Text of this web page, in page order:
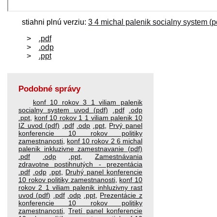
stiahni plnú verziu: 3 4 michal palenik socialny system
.pdf
.odp
.ppt
Podobné správy
konf 10 rokov 3 1 viliam palenik
socialny system uvod (pdf)
.pdf
.odp
.ppt, konf 10 rokov 1 1 viliam palenik 10
IZ uvod (pdf) .pdf .odp .ppt, Prvý panel
konferencie 10 rokov politiky
zamestnanosti, konf 10 rokov 2 6 michal
palenik inkluzivne zamestnavanie (pdf)
.pdf
.odp .ppt, Zamestnávania
zdravotne postihnutých - prezentácia
.pdf .odp .ppt, Druhý panel konferencie
10 rokov politiky zamestnanosti, konf 10
rokov 2 1 viliam palenik inhluzivny rast
uvod (pdf) .pdf .odp .ppt, Prezentácie z
konferencie 10 rokov politiky
zamestnanosti,Tretí panel konferencie